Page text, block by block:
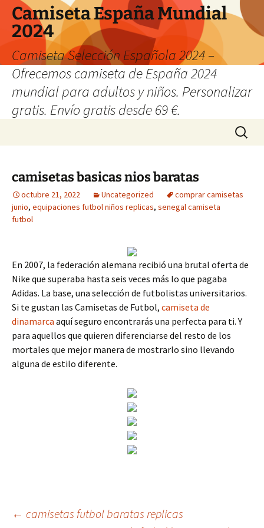
Camiseta España Mundial
2024
Camiseta Selección Española 2024 –
Ofrecemos camiseta de España 2024
mundial para adultos y niños. Personalizar
gratis. Envío gratis desde 69 €.
Buscar:
camisetas basicas nios baratas
octubre 21, 2022 Uncategorized
comprar camisetas
junio, equipaciones futbol niños replicas, senegal camiseta
futbol
En 2007, la federación alemana recibió una brutal oferta de
Nike que superaba hasta seis veces más lo que pagaba
Adidas. La base, una selección de futbolistas universitarios.
Si te gustan las Camisetas de Futbol, camiseta de
dinamarca aquí seguro encontrarás una perfecta para ti. Y
para aquellos que quieren diferenciarse del resto de los
mortales que mejor manera de mostrarlo sino llevando
alguna de estilo diferente.
← camisetas futbol baratas replicas